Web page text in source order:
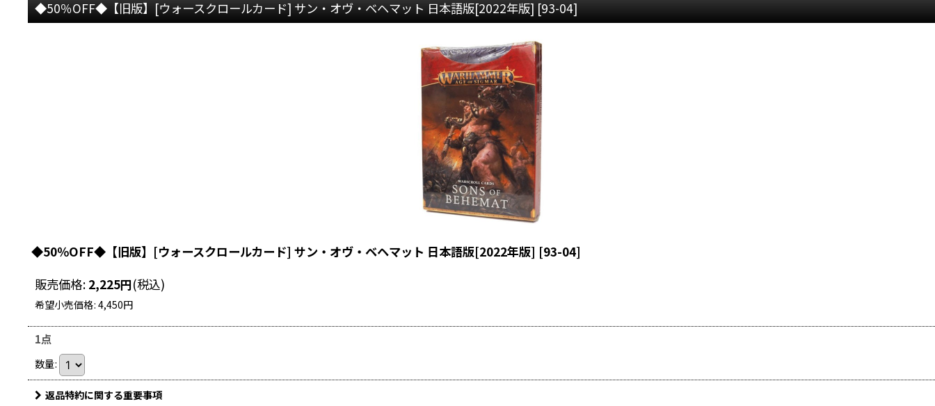
◆50％OFF◆【旧版】[ウォースクロールカード] サン・オヴ・ベヘマット 日本語版[2022年版] [93-04]
◆50％OFF◆【旧版】[ウォースクロールカード] サン・オヴ・ベヘマット 日本語版[2022年版] [93-04]
販売価格: 2,225円(税込)
希望小売価格: 4,450円
1点
数量:
返品特約に関する重要事項